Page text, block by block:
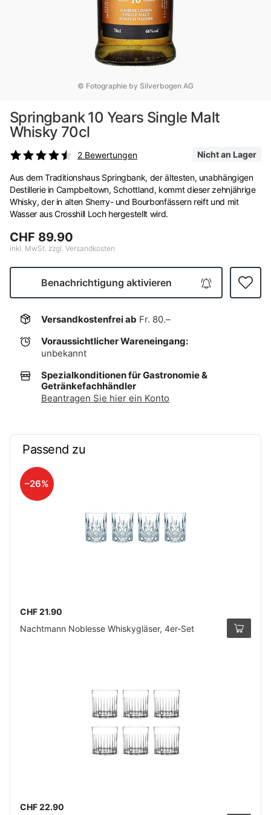
© Fotographie by Silverbogen AG
Springbank 10 Years Single Malt
Whisky 70cl
2 Bewertungen Nicht an Lager
Aus dem Traditionshaus Springbank, der ältesten, unabhängigen
Destillerie in Campbeltown, Schottland, kommt dieser zehnjährige
Whisky, der in alten Sherry- und Bourbonfässern reift und mit
Wasser aus Crosshill Loch hergestellt wird.
CHF 89.90
inkl. MwSt. zzgl. Versandkosten
Benachrichtigung aktivieren
Versandkostenfrei ab Fr. 80.–
Voraussichtlicher Wareneingang:
unbekannt
Spezialkonditionen für Gastronomie &
Getränkefachhändler
Beantragen Sie hier ein Konto
Passend zu
–26%
CHF 21.90
Nachtmann Noblesse Whiskygläser, 4er-Set
CHF 22.90